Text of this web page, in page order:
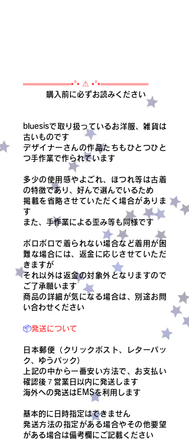
═════════•°• ⚠ •°•═════════
購入前に必ずお読みください
bluesisで取り扱っているお洋服、雑貨は
古いものです
デザイナーさんの作品たちもひとつひと
つ手作業で作られています
多少の使用感やよごれ、ほつれ等は古着
の特徴であり、好んで選んでいるため
掲載を省略させていただく場合がありま
す
また、手作業による歪み等も同様です
ボロボロで着られない場合など着用が困
難な場合には、返金に応じさせていただ
きますが
それ以外は返金の対象外となりますので
ご了承願います
商品の詳細が気になる場合は、別途お問
い合わせください
📦発送について
日本郵便（クリックポスト、レターパッ
ク、ゆうパック）
上記の中から一番安い方法で、お支払い
確認後７営業日以内に発送します
​海外への発送はEMSを利用します
基本的に日時指定はできません
発送方法の指定がある場合やその他要望
がある場合は備考欄にご記載ください